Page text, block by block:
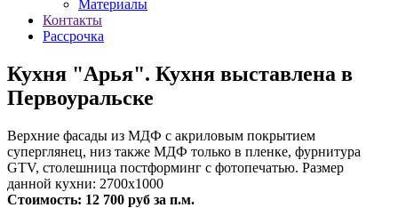
Материалы
Контакты
Рассрочка
Кухня "Арья". Кухня выставлена в
Первоуральске
Верхние фасады из МДФ с акриловым покрытием
суперглянец, низ также МДФ только в пленке, фурнитура
GTV, столешница постформинг с фотопечатью. Размер
данной кухни: 2700х1000
Стоимость: 12 700 руб за п.м.